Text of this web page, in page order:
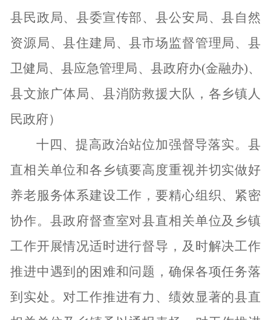
县民政局、县委宣传部、县公安局、县自然
资源局、县住建局、县市场监督管理局、县
卫健局、县应急管理局、县政府办(金融办)、
县文旅广体局、县消防救援大队，各乡镇人
民政府）
十四、提高政治站位加强督导落实。 县
直相关单位和各乡镇要高度重视并切实做好
养老服务体系建设工作，要精心组织、紧密
协作。县政府督查室对县直相关单位及乡镇
工作开展情况适时进行督导，及时解决工作
推进中遇到的困难和问题，确保各项任务落
到实处。对工作推进有力、绩效显著的县直